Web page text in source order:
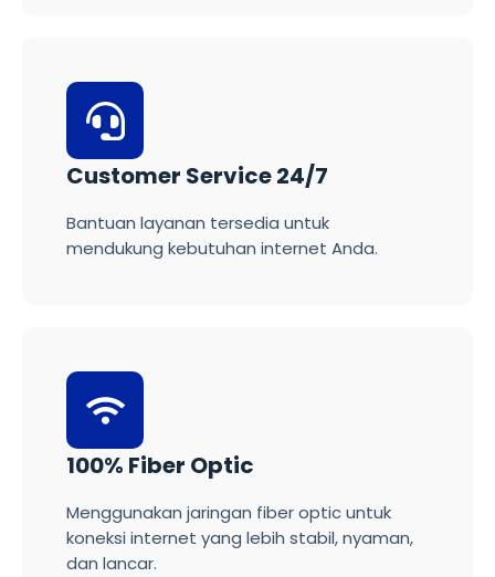
Customer Service 24/7
Bantuan layanan tersedia untuk
mendukung kebutuhan internet Anda.
100% Fiber Optic
Menggunakan jaringan fiber optic untuk
koneksi internet yang lebih stabil, nyaman,
dan lancar.